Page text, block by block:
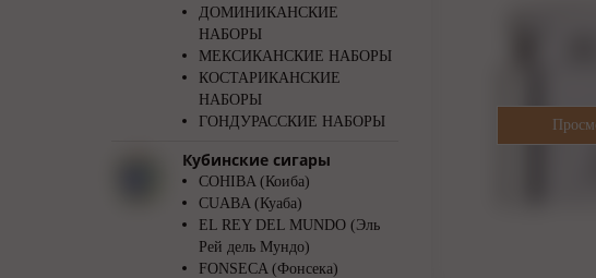
ДОМИНИКАНСКИЕ
НАБОРЫ
МЕКСИКАНСКИЕ НАБОРЫ
КОСТАРИКАНСКИЕ
НАБОРЫ
ГОНДУРАССКИЕ НАБОРЫ
Кубинские сигары
COHIBA (Коиба)
CUABA (Куаба)
EL REY DEL MUNDO (Эль
Рей дель Мундо)
FONSECA (Фонсека)